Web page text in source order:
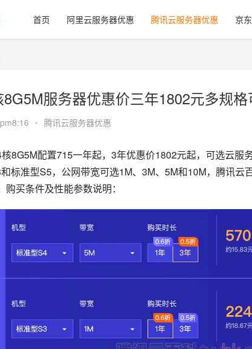
首页 阿里云服务器优惠 腾讯云服务器优惠 京
服务器优惠价三年1802元多规格
• 腾讯云服务器优惠
8G5M配置715一年起，3年优惠价1802元起，可选云服
标准型S5，公网带宽可选1M、3M、5M和10M，腾讯云
买条件及性能参数说明：